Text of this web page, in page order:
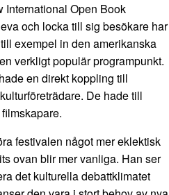
International Open Book
och locka till sig besökare har
exempel in den amerikanska
verkligt populär programpunkt.
en direkt koppling till
De hade till
festivalen något mer eklektisk
ovan blir mer vanliga. Han ser
det kulturella debattklimatet